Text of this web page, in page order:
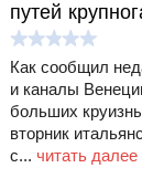
путей
Как сообщил
и каналы
больших
вторник
с... читать далее